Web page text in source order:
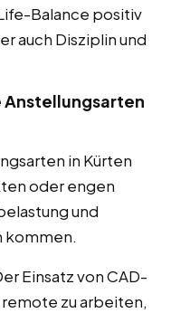
Balance positiv
auch Disziplin und
Anstellungsarten
in Kürten
oder engen
und
kommen.
Einsatz von CAD-
zu arbeiten,